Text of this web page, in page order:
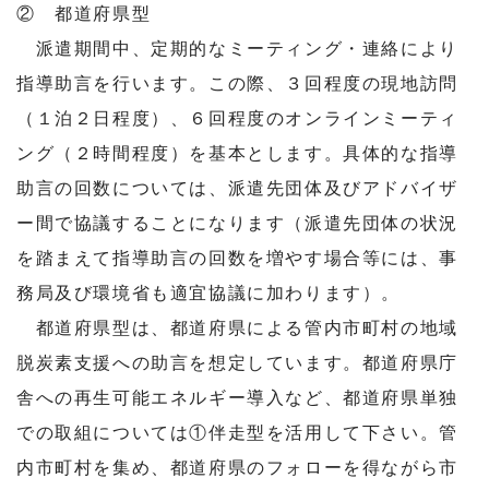
② 都道府県型
派遣期間中、定期的なミーティング・連絡により
指導助言を行います。この際、３回程度の現地訪問
（１泊２日程度）、６回程度のオンラインミーティ
ング（２時間程度）を基本とします。具体的な指導
助言の回数については、派遣先団体及びアドバイザ
ー間で協議することになります（派遣先団体の状況
を踏まえて指導助言の回数を増やす場合等には、事
務局及び環境省も適宜協議に加わります）。
都道府県型は、都道府県による管内市町村の地域
脱炭素支援への助言を想定しています。都道府県庁
舎への再生可能エネルギー導入など、都道府県単独
での取組については①伴走型を活用して下さい。管
内市町村を集め、都道府県のフォローを得ながら市